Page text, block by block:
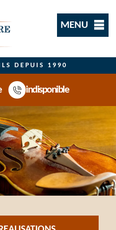
MENU
DEPUIS 1990
indisponible